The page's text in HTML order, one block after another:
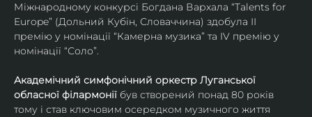
Міжнародному конкурсі Богдана Вархала “Talents for
Europe” (Дольний Кубін, Словаччина) здобула ІІ
премію у номінації “Камерна музика” та IV премію у
номінації “Соло”.
Академічний симфонічний оркестр Луганської
обласної філармонії був створений понад 80 років
тому і став ключовим осередком музичного життя